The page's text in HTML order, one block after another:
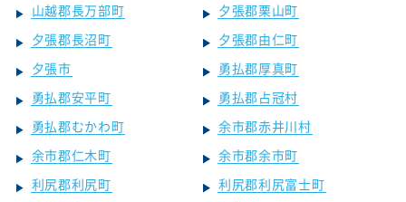
山越郡長万部町
夕張郡栗山町
夕張郡長沼町
夕張郡由仁町
夕張市
勇払郡厚真町
勇払郡安平町
勇払郡占冠村
勇払郡むかわ町
余市郡赤井川村
余市郡仁木町
余市郡余市町
利尻郡利尻町
利尻郡利尻富士町